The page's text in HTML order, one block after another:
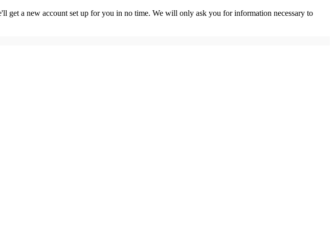
get a new account set up for you in no time. We will only ask you for information necessary to